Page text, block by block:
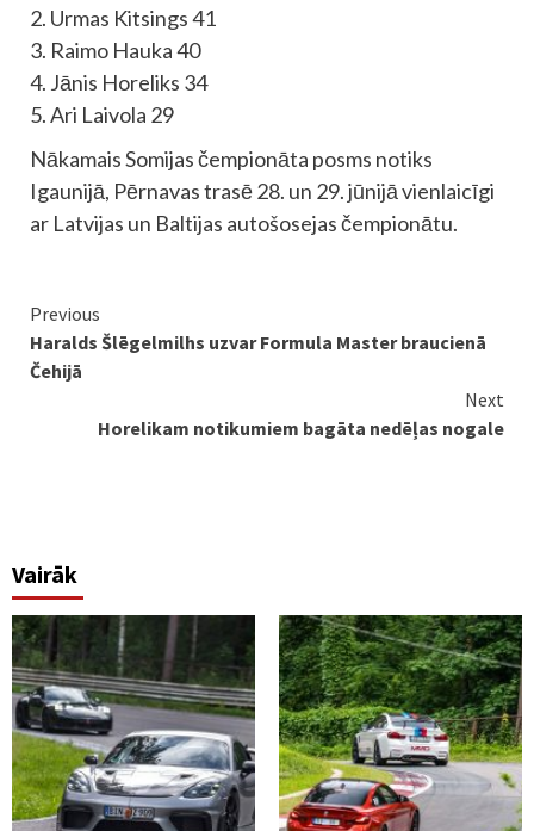
2. Urmas Kitsings 41
3. Raimo Hauka 40
4. Jānis Horeliks 34
5. Ari Laivola 29
Nākamais Somijas čempionāta posms notiks
Igaunijā, Pērnavas trasē 28. un 29. jūnijā vienlaicīgi
ar Latvijas un Baltijas autošosejas čempionātu.
Continue
Reading
Previous
Haralds Šlēgelmilhs uzvar Formula Master braucienā
Čehijā
Next
Horelikam notikumiem bagāta nedēļas nogale
Vairāk